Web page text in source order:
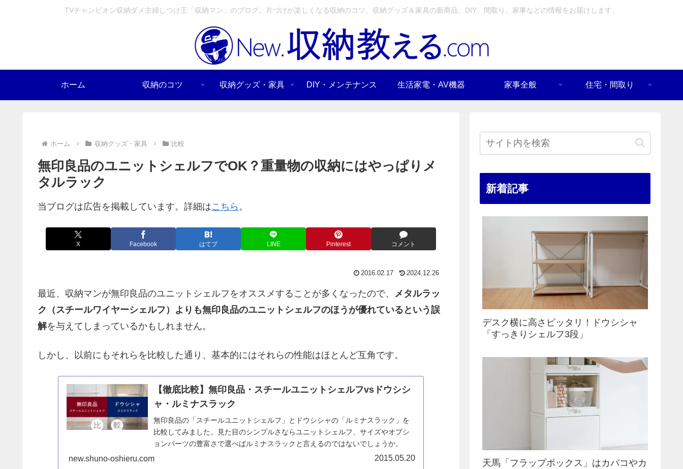
TVチャンピオン収納ダメ主婦しつけ王「収納マン」のブログ。片づけが楽しくなる収納のコツ、収納グッズ＆家具の新商品、DIY、間取り、家事などの情報をお届けします。
ホーム 収納のコツ 収納グッズ・家具 DIY・メンテナンス 生活家電・AV機器 家事全般 住宅・間取り
ホーム 収納グッズ・家具 比較
無印良品のユニットシェルフでOK？重量物の収納にはやっぱりメ
タルラック
当ブログは広告を掲載しています。詳細はこちら 。
X Facebook はてブ LINE Pinterest コメント
2016.02.17 2024.12.26
最近、収納マンが無印良品のユニットシェルフをオススメすることが多くなったので、
メタルラッ
ク（スチールワイヤーシェルフ）よりも無印良品のユニットシェルフのほうが優れているという誤
解を与えてしまっているかもしれません。
しかし、以前にもそれらを比較した通り、基本的にはそれらの性能はほとんど互角です。
【徹底比較】無印良品・スチールユニットシェルフvsドウシシ
ャ・ルミナスラック
無印良品の「スチールユニットシェルフ」とドウシシャの「ルミナスラック」を
比較してみました。見た目のシンプルさならユニットシェルフ、サイズやオプシ
ョンパーツの豊富さで選べばルミナスラックと言えるのではないでしょうか。
new.shuno-oshieru.com 2015.05.20
新着記事
デスク横に高さピッタリ！ドウシシャ
「すっきりシェルフ3段」
天馬「フラップボックス」はカバコやカ